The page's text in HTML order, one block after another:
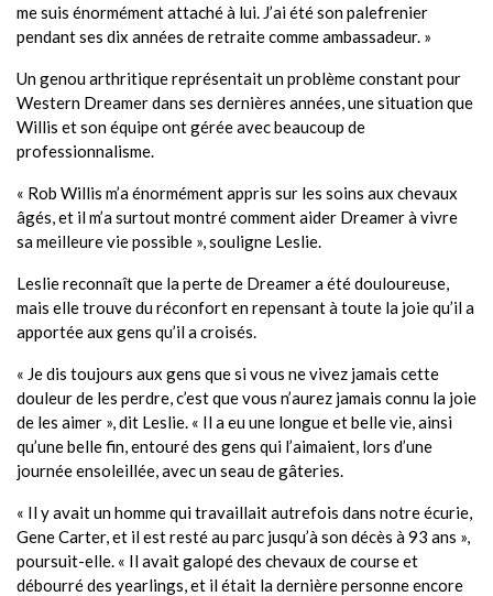
me suis énormément attaché à lui. J’ai été son palefrenier
pendant ses dix années de retraite comme ambassadeur. »
Un genou arthritique représentait un problème constant pour
Western Dreamer dans ses dernières années, une situation que
Willis et son équipe ont gérée avec beaucoup de
professionnalisme.
« Rob Willis m’a énormément appris sur les soins aux chevaux
âgés, et il m’a surtout montré comment aider Dreamer à vivre
sa meilleure vie possible », souligne Leslie.
Leslie reconnaît que la perte de Dreamer a été douloureuse,
mais elle trouve du réconfort en repensant à toute la joie qu’il a
apportée aux gens qu’il a croisés.
« Je dis toujours aux gens que si vous ne vivez jamais cette
douleur de les perdre, c’est que vous n’aurez jamais connu la joie
de les aimer », dit Leslie. « Il a eu une longue et belle vie, ainsi
qu’une belle fin, entouré des gens qui l’aimaient, lors d’une
journée ensoleillée, avec un seau de gâteries.
« Il y avait un homme qui travaillait autrefois dans notre écurie,
Gene Carter, et il est resté au parc jusqu’à son décès à 93 ans »,
poursuit-elle. « Il avait galopé des chevaux de course et
débourré des yearlings, et il était la dernière personne encore